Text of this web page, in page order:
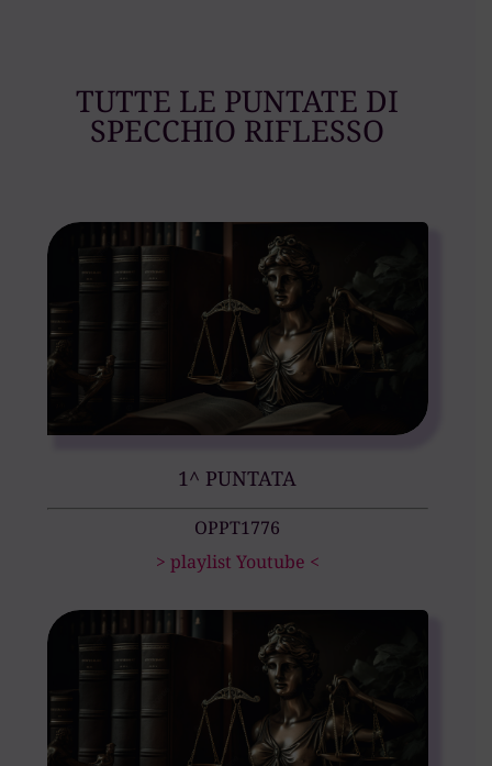
TUTTE LE PUNTATE DI
SPECCHIO RIFLESSO
1^ PUNTATA
OPPT1776
> playlist Youtube <